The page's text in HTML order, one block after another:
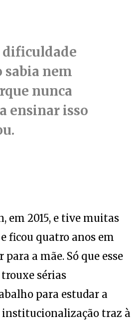
sabia nem
nunca
ensinar isso
em 2015, e tive muitas
ficou quatro anos em
a mãe. Só que esse
sérias
para estudar a
institucionalização traz à